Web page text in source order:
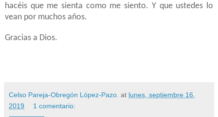
hacéis que me sienta como me siento. Y que ustedes lo
vean por muchos años.
Gracias a Dios.
Celso Pareja-Obregón López-Pazo. at lunes, septiembre 16,
2019
1 comentario: